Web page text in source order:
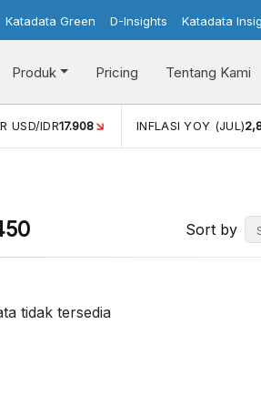
Katadata Green D-Insights Katadata
Produk Pricing Tentang Kami
IDR17.908 INFLASI YOY (JUL) 2,88%
Sort by
tidak tersedia